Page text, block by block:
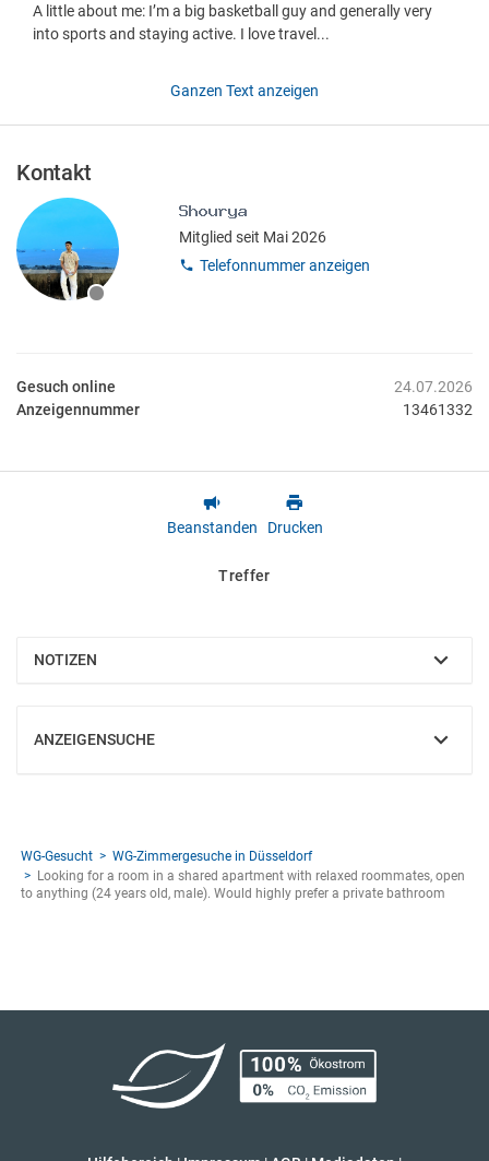
A little about me: I’m a big basketball guy and generally very
into sports and staying active. I love travel...
Ganzen Text anzeigen
Kontakt
Mitglied seit Mai 2026
Telefonnummer anzeigen
Gesuch online
24.07.2026
Anzeigennummer
13461332
Beanstanden Drucken
Treffer
NOTIZEN
EINBLENDEN
ANZEIGENSUCHE
EINBLENDEN
WG-Gesucht
WG-Zimmergesuche in Düsseldorf
Looking for a room in a shared apartment with relaxed roommates, open
to anything (24 years old, male). Would highly prefer a private bathroom